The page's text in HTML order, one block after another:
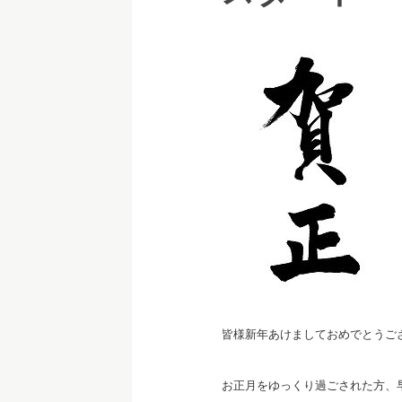
皆様新年あけましておめでとうご
お正月をゆっくり過ごされた方、